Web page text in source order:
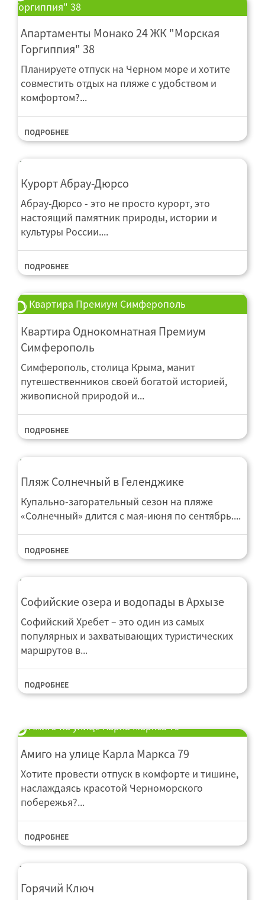
Горгиппия" 38
Апартаменты Монако 24 ЖК "Морская
Горгиппия" 38
Планируете отпуск на Черном море и хотите
совместить отдых на пляже с удобством и
комфортом?...
ПОДРОБНЕЕ
Курорт Абрау-Дюрсо
Абрау-Дюрсо - это не просто курорт, это
настоящий памятник природы, истории и
культуры России....
ПОДРОБНЕЕ
Квартира Премиум Симферополь
Квартира Однокомнатная Премиум
Симферополь
Симферополь, столица Крыма, манит
путешественников своей богатой историей,
живописной природой и...
ПОДРОБНЕЕ
Пляж Солнечный в Геленджике
Купально-загорательный сезон на пляже
«Солнечный» длится с мая-июня по сентябрь....
ПОДРОБНЕЕ
Софийские озера и водопады в Архызе
Софийский Хребет – это один из самых
популярных и захватывающих туристических
маршрутов в...
ПОДРОБНЕЕ
Мельница
Murska
Оборудование для плющения
Амиго на улице Карла Маркса 79
Амиго на улице Карла Маркса 79
Хотите провести отпуск в комфорте и тишине,
наслаждаясь красотой Черноморского
побережья?...
ПОДРОБНЕЕ
Горячий Ключ